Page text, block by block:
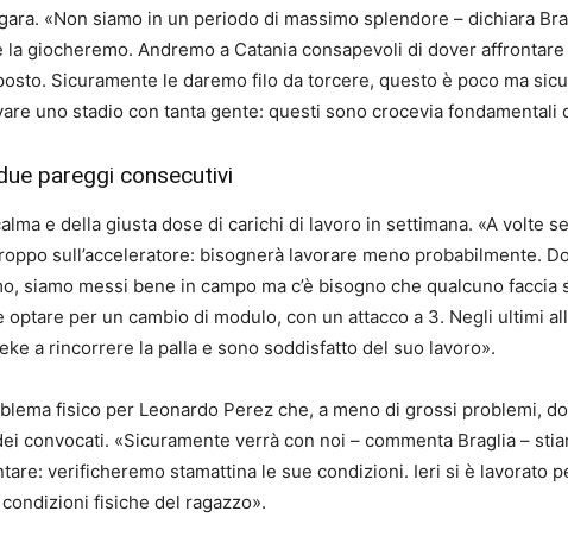
«Non siamo in un periodo di massimo splendore – dichiara
giocheremo. Andremo a Catania consapevoli di dover
Sicuramente le daremo filo da torcere, questo è poco ma
uno stadio con tanta gente: questi sono crocevia fondamentali
pareggi consecutivi
e della giusta dose di carichi di lavoro in settimana. «A volte
sull’acceleratore: bisognerà lavorare meno probabilmente.
siamo messi bene in campo ma c’è bisogno che qualcuno
optare per un cambio di modulo, con un attacco a 3. Negli ultimi
a rincorrere la palla e sono soddisfatto del suo lavoro».
fisico per Leonardo Perez che, a meno di grossi problemi,
convocati. «Sicuramente verrà con noi – commenta Braglia –
verificheremo stamattina le sue condizioni. Ieri si è lavorato
fisiche del ragazzo».